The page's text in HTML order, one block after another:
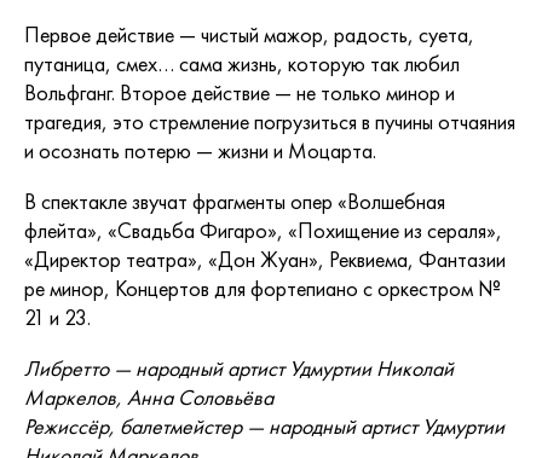
Первое действие — чистый мажор, радость, суета,
путаница, смех… сама жизнь, которую так любил
Вольфганг. Второе действие — не только минор и
трагедия, это стремление погрузиться в пучины отчаяния
и осознать потерю — жизни и Моцарта.
В спектакле звучат фрагменты опер «Волшебная
флейта», «Свадьба Фигаро», «Похищение из сераля»,
«Директор театра», «Дон Жуан», Реквиема, Фантазии
ре минор, Концертов для фортепиано с оркестром №
21 и 23.
Либретто — народный артист Удмуртии Николай
Маркелов, Анна Соловьёва
Режиссёр, балетмейстер — народный артист Удмуртии